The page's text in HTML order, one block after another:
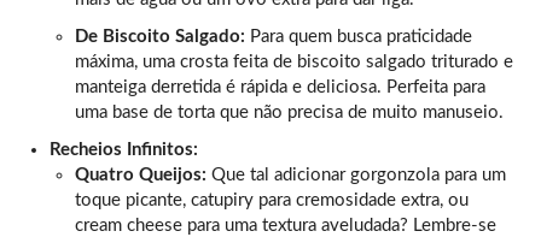
De Biscoito Salgado: Para quem busca praticidade
máxima, uma crosta feita de biscoito salgado triturado e
manteiga derretida é rápida e deliciosa. Perfeita para
uma base de torta que não precisa de muito manuseio.
Recheios Infinitos:
Quatro Queijos: Que tal adicionar gorgonzola para um
toque picante, catupiry para cremosidade extra, ou
cream cheese para uma textura aveludada? Lembre-se